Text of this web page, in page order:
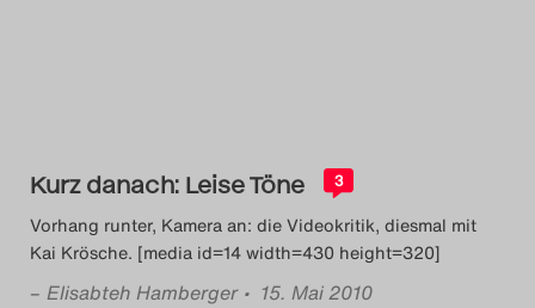
2023
Das Theatertreffen-Blog
2024
Kurz danach: Leise Töne 3
Vorhang runter, Kamera an: die Videokritik, diesmal mit
Kai Krösche. [media id=14 width=430 height=320]
– Elisabteh Hamberger • 15. Mai 2010